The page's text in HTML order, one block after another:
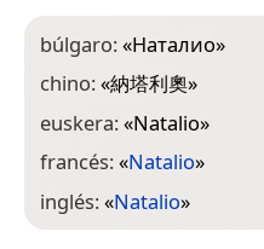
búlgaro:«Наталио»
chino:«納塔利奧»
euskera:«Natalio»
francés:«Natalio»
inglés:«Natalio»